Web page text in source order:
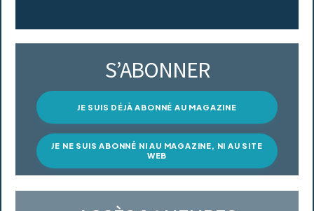
S’ABONNER
JE SUIS DÉJÀ ABONNÉ AU MAGAZINE
JE NE SUIS ABONNÉ NI AU MAGAZINE, NI AU SITE
WEB